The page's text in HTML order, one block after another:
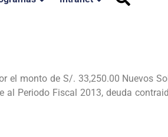
el monto de S/. 33,250.00 Nuevos
al Periodo Fiscal 2013, deuda